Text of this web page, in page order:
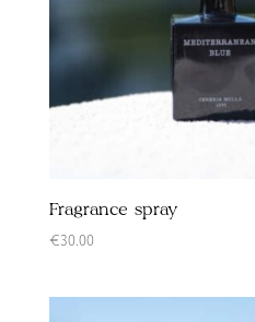
Fragrance spray
€30.00